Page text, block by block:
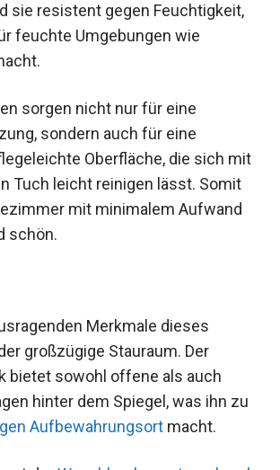
sie resistent gegen Feuchtigkeit,
feuchte Umgebungen wie
sorgen nicht nur für eine
sondern auch für eine
Oberfläche, die sich mit
Tuch leicht reinigen lässt. Somit
mit minimalem Aufwand
schön.
Merkmale dieses
großzügige Stauraum. Der
bietet sowohl offene als auch
hinter dem Spiegel, was ihn zu
Aufbewahrungsort macht.